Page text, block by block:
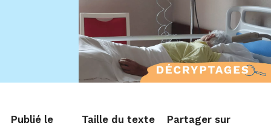
Publié le
Taille du texte Partager sur